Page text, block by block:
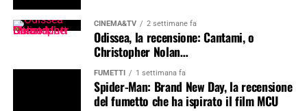
CINEMA&TV 2 settimane fa
Odissea, la recensione: Cantami, o
Christopher Nolan…
FUMETTI 1 settimana fa
Spider-Man: Brand New Day, la recensione
del fumetto che ha ispirato il film MCU